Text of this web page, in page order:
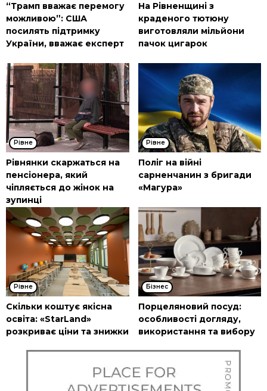
“Трамп вважає перемогу
можливою”: США
посилять підтримку
України, вважає експерт
На Рівненщині з
краденого тютюну
виготовляли мільйони
пачок цигарок
Рівне
Рівнянки скаржаться на
пенсіонера, який
чіпляється до жінок на
зупинці
Рівне
Поліг на війні
сарненчанин з бригади
«Магура»
Рівне
Скільки коштує якісна
освіта: «StarLand»
розкриває ціни та знижки
Бізнес
Порцеляновий посуд:
особливості догляду,
використання та вибору